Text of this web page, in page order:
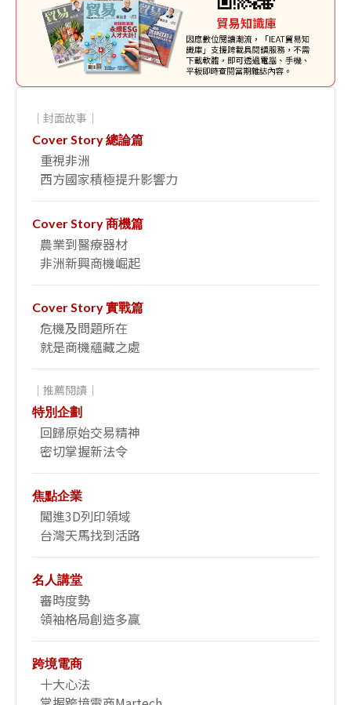
｜封面故事｜
Cover Story 總論篇
重視非洲
西方國家積極提升影響力
Cover Story 商機篇
農業到醫療器材
非洲新興商機崛起
Cover Story 實戰篇
危機及問題所在
就是商機蘊藏之處
｜推薦閱讀｜
特別企劃
回歸原始交易精神
密切掌握新法令
焦點企業
闖進3D列印領域
台灣天馬找到活路
名人講堂
審時度勢
領袖格局創造多贏
跨境電商
十大心法